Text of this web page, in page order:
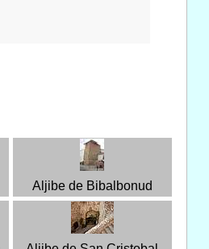
Aljibe de Bibalbonud